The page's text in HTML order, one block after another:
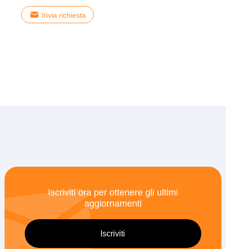
Invia richiesta
Iscriviti ora per ottenere gli ultimi
aggiornamenti